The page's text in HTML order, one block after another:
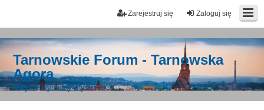
Zaloguj się
Zarejestruj się
Tarnowskie Forum - Tarnowska
Agora
Miejsce wymiany myśli i idei